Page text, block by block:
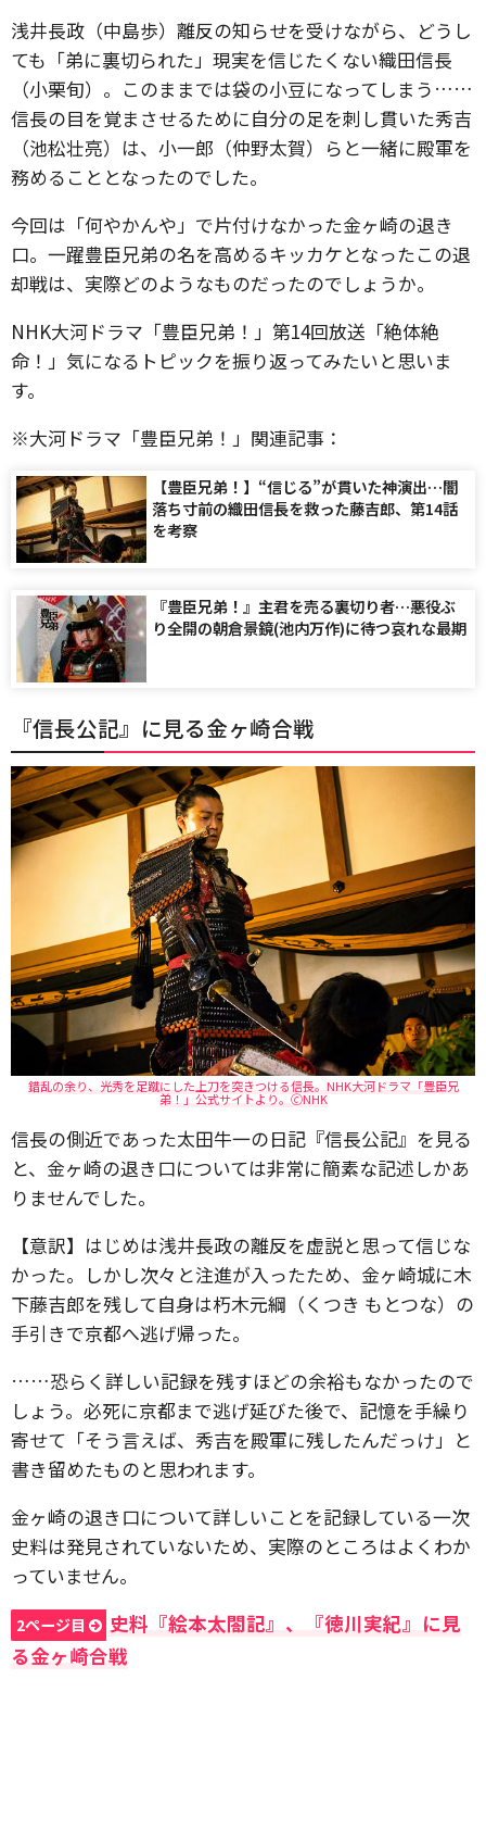
浅井長政（中島歩）離反の知らせを受けながら、どうし
ても「弟に裏切られた」現実を信じたくない織田信長
（小栗旬）。このままでは袋の小豆になってしまう……
信長の目を覚まさせるために自分の足を刺し貫いた秀吉
（池松壮亮）は、小一郎（仲野太賀）らと一緒に殿軍を
務めることとなったのでした。
今回は「何やかんや」で片付けなかった金ヶ崎の退き
口。一躍豊臣兄弟の名を高めるキッカケとなったこの退
却戦は、実際どのようなものだったのでしょうか。
NHK大河ドラマ「豊臣兄弟！」第14回放送「絶体絶
命！」気になるトピックを振り返ってみたいと思いま
す。
※大河ドラマ「豊臣兄弟！」関連記事：
【豊臣兄弟！】“信じる”が貫いた神演出…闇
落ち寸前の織田信長を救った藤吉郎、第14話
を考察
『豊臣兄弟！』主君を売る裏切り者…悪役ぶ
り全開の朝倉景鏡(池内万作)に待つ哀れな最期
『信長公記』に見る金ヶ崎合戦
錯乱の余り、光秀を足蹴にした上刀を突きつける信長。NHK大河ドラマ「豊臣兄
弟！」公式サイトより。🄫NHK
信長の側近であった太田牛一の日記『信長公記』を見る
と、金ヶ崎の退き口については非常に簡素な記述しかあ
りませんでした。
【意訳】はじめは浅井長政の離反を虚説と思って信じな
かった。しかし次々と注進が入ったため、金ヶ崎城に木
下藤吉郎を残して自身は朽木元綱（くつき もとつな）の
手引きで京都へ逃げ帰った。
……恐らく詳しい記録を残すほどの余裕もなかったので
しょう。必死に京都まで逃げ延びた後で、記憶を手繰り
寄せて「そう言えば、秀吉を殿軍に残したんだっけ」と
書き留めたものと思われます。
金ヶ崎の退き口について詳しいことを記録している一次
史料は発見されていないため、実際のところはよくわか
っていません。
2ページ目
史料『絵本太閤記』、『徳川実紀』に見
る金ヶ崎合戦